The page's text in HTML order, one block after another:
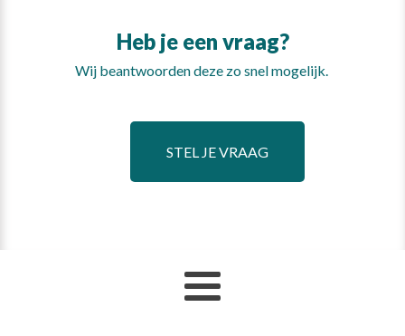
Heb je een vraag?
Wij beantwoorden deze zo snel mogelijk.
STEL JE VRAAG